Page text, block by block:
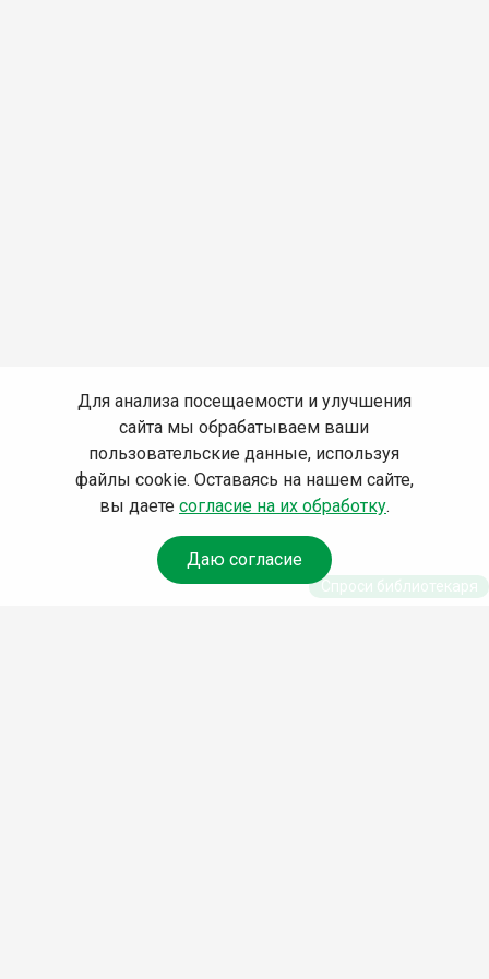
Для анализа посещаемости и улучшения
сайта мы обрабатываем ваши
пользовательские данные, используя
файлы cookie. Оставаясь на нашем сайте,
вы даете согласие на их обработку.
Даю согласие
Спроси библиотекаря